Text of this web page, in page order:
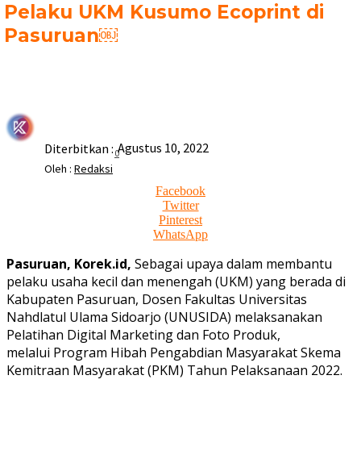
Pelaku UKM Kusumo Ecoprint di
Pasuruan￼
Oleh : Redaksi
0
Diterbitkan : Agustus 10, 2022
Facebook
Twitter
Pinterest
WhatsApp
Pasuruan, Korek.id, Sebagai upaya dalam membantu
pelaku usaha kecil dan menengah (UKM) yang berada di
Kabupaten Pasuruan, Dosen Fakultas Universitas
Nahdlatul Ulama Sidoarjo (UNUSIDA) melaksanakan
Pelatihan Digital Marketing dan Foto Produk,
melalui Program Hibah Pengabdian Masyarakat Skema
Kemitraan Masyarakat (PKM) Tahun Pelaksanaan 2022.